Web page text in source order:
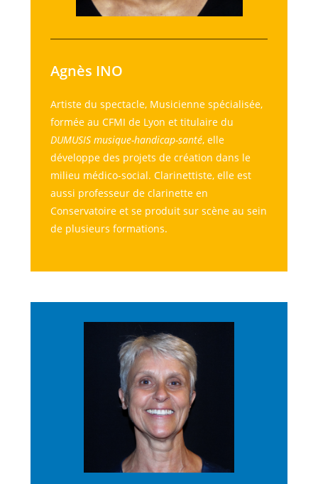
Agnès INO
Artiste du spectacle, Musicienne spécialisée,
formée au CFMI de Lyon et titulaire du
DUMUSIS musique-handicap-santé, elle
développe des projets de création dans le
milieu médico-social. Clarinettiste, elle est
aussi professeur de clarinette en
Conservatoire et se produit sur scène au sein
de plusieurs formations.